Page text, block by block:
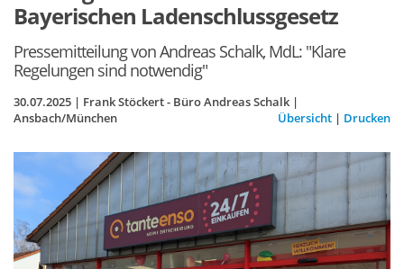
Bayerischen Ladenschlussgesetz
Pressemitteilung von Andreas Schalk, MdL: "Klare
Regelungen sind notwendig"
30.07.2025 | Frank Stöckert - Büro Andreas Schalk |
Ansbach/München
Übersicht | Drucken